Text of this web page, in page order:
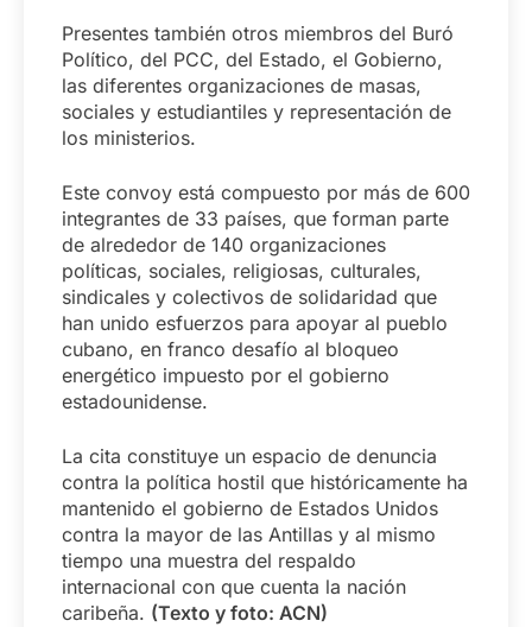
Presentes también otros miembros del Buró
Político, del PCC, del Estado, el Gobierno,
las diferentes organizaciones de masas,
sociales y estudiantiles y representación de
los ministerios.
Este convoy está compuesto por más de 600
integrantes de 33 países, que forman parte
de alrededor de 140 organizaciones
políticas, sociales, religiosas, culturales,
sindicales y colectivos de solidaridad que
han unido esfuerzos para apoyar al pueblo
cubano, en franco desafío al bloqueo
energético impuesto por el gobierno
estadounidense.
La cita constituye un espacio de denuncia
contra la política hostil que históricamente ha
mantenido el gobierno de Estados Unidos
contra la mayor de las Antillas y al mismo
tiempo una muestra del respaldo
internacional con que cuenta la nación
caribeña. (Texto y foto: ACN)